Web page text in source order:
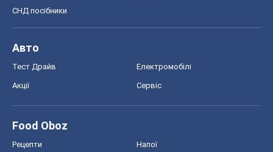
СНД посібники
Авто
Тест Драйв Електромобілі
Акції Сервіс
Food Oboz
Рецепти Напої